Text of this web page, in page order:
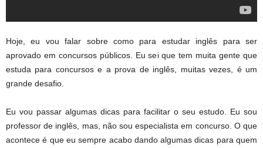
Hoje, eu vou falar sobre como para estudar inglês para ser
aprovado em concursos públicos. Eu sei que tem muita gente que
estuda para concursos e a prova de inglês, muitas vezes, é um
grande desafio.
Eu vou passar algumas dicas para facilitar o seu estudo. Eu sou
professor de inglês, mas, não sou especialista em concurso. O que
acontece é que eu sempre acabo dando algumas dicas para quem